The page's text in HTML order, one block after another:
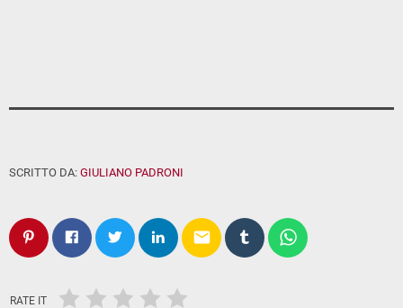
SCRITTO DA: GIULIANO PADRONI
email
RATE IT